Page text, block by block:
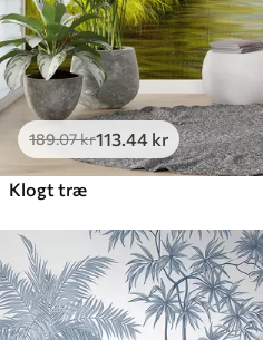
189.07kr113.44 kr
Klogt træ